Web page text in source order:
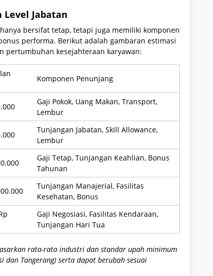
Jabatan
bersifat tetap, tetapi juga memiliki komponen
performa. Berikut adalah gambaran estimasi
pertumbuhan kesejahteraan karyawan:
Komponen Penunjang
Gaji Pokok, Uang Makan, Transport,
Lembur
Tunjangan Jabatan, Skill Allowance,
Lembur
Gaji Tetap, Tunjangan Keahlian, Bonus
Tahunan
Tunjangan Manajerial, Fasilitas
Kesehatan, Bonus
Gaji Negosiasi, Fasilitas Kendaraan,
Tunjangan Hari Tua
rata-rata industri dan standar upah minimum
dan Tangerang) serta dapat berubah sesuai